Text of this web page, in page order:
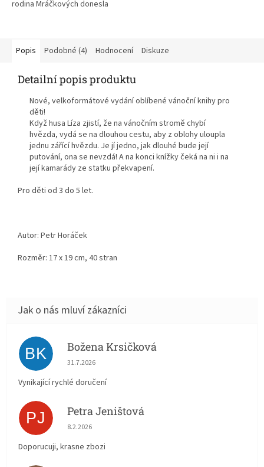
rodina Mráčkových donesla
Popis Podobné (4) Hodnocení Diskuze
Detailní popis produktu
Nové, velkoformátové vydání oblíbené vánoční knihy pro
děti!
Když husa Líza zjistí, že na vánočním stromě chybí
hvězda, vydá se na dlouhou cestu, aby z oblohy uloupla
jednu zářící hvězdu. Je jí jedno, jak dlouhé bude její
putování, ona se nevzdá! A na konci knížky čeká na ni i na
její kamarády ze statku překvapení.
Pro děti od 3 do 5 let.
Autor: Petr Horáček
Rozměr: 17 x 19 cm, 40 stran
BK Božena Krsičková
Hodnocení obchodu je 5 z 5 hvězdiček.
31.7.2026
Vynikající rychlé doručení
PJ Petra Jeništová
Hodnocení obchodu je 5 z 5 hvězdiček.
8.2.2026
Doporucuji, krasne zbozi